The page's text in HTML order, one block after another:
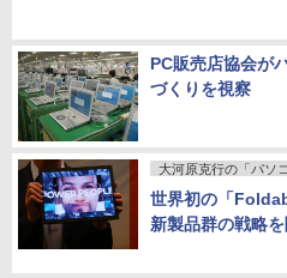
PC販売店協会が
づくりを視察
大河原克行の「パソ
世界初の「
新製品群の戦略を